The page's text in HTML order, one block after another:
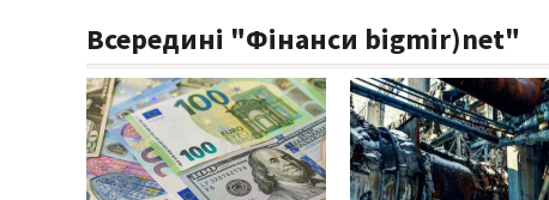
Всередині "Фінанси bigmir)net"